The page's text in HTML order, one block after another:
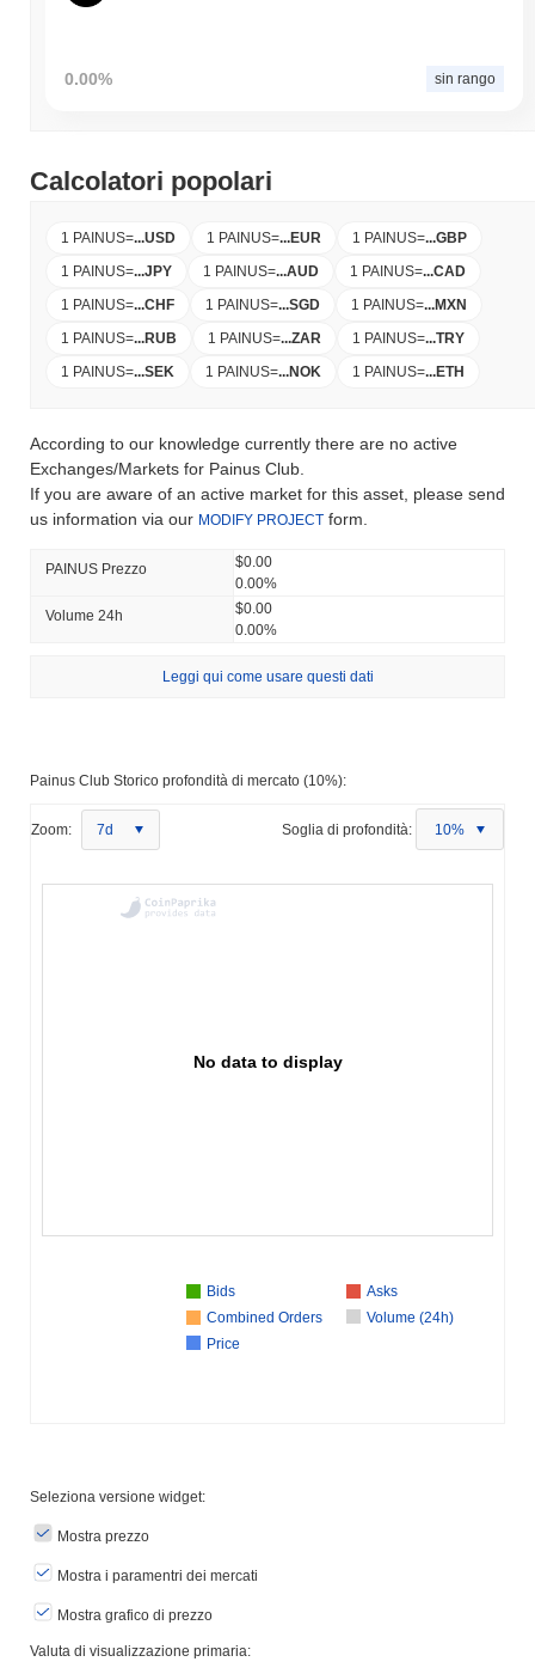
0.00% sin rango
Calcolatori popolari
1 PAINUS=...USD 1 PAINUS=...EUR 1 PAINUS=...GBP
1 PAINUS=...JPY 1 PAINUS=...AUD 1 PAINUS=...CAD
1 PAINUS=...CHF 1 PAINUS=...SGD 1 PAINUS=...MXN
1 PAINUS=...RUB 1 PAINUS=...ZAR 1 PAINUS=...TRY
1 PAINUS=...SEK 1 PAINUS=...NOK 1 PAINUS=...ETH
According to our knowledge currently there are no active
Exchanges/Markets for Painus Club.
If you are aware of an active market for this asset, please send
us information via our MODIFY PROJECT form.
PAINUS Prezzo
$0.00
0.00%
Volume 24h
$0.00
0.00%
Leggi qui come usare questi dati
Painus Club Storico profondità di mercato (10%):
Zoom: 7d Soglia di profondità: 10%
No data to display
Bids
Asks
Combined Orders
Volume (24h)
Price
Seleziona versione widget:
Mostra prezzo
Mostra i paramentri dei mercati
Mostra grafico di prezzo
Valuta di visualizzazione primaria: